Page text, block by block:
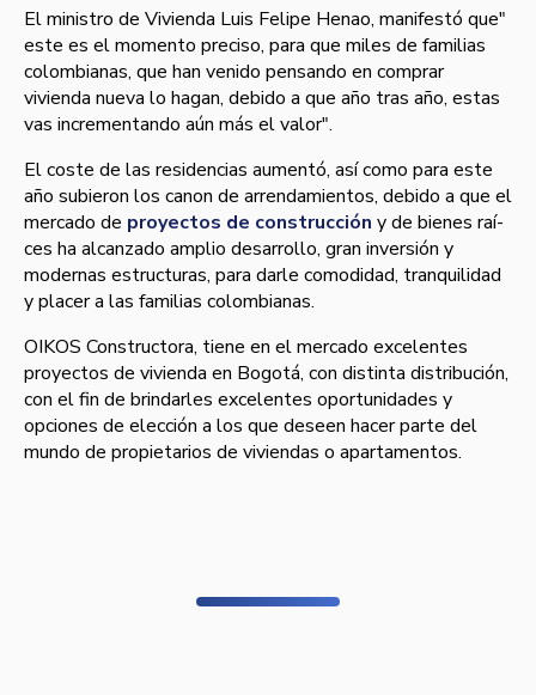
El ministro de Vivienda Luis Felipe Henao, manifestó que"
este es el momento preciso, para que miles de familias
colombianas, que han venido pensando en comprar
vivienda nueva lo hagan, debido a que año tras año, estas
vas incrementando aún más el valor".
El coste de las residencias aumentó, así­ como para este
año subieron los canon de arrendamientos, debido a que el
mercado de proyectos de construcción y de bienes raí­
ces ha alcanzado amplio desarrollo, gran inversión y
modernas estructuras, para darle comodidad, tranquilidad
y placer a las familias colombianas.
OIKOS Constructora, tiene en el mercado excelentes
proyectos de vivienda en Bogotá, con distinta distribución,
con el fin de brindarles excelentes oportunidades y
opciones de elección a los que deseen hacer parte del
mundo de propietarios de viviendas o apartamentos.